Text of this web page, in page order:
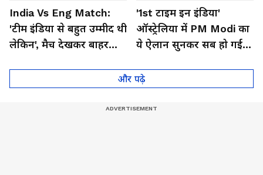
India Vs Eng Match:
'टीम इंडिया से बहुत उम्मीद थी
लेकिन', मैच देखकर बाहर
'1st टाइम इन इंडिया'
ऑस्ट्रेलिया में PM Modi का
ये ऐलान सुनकर सब हो गई
और पढ़े